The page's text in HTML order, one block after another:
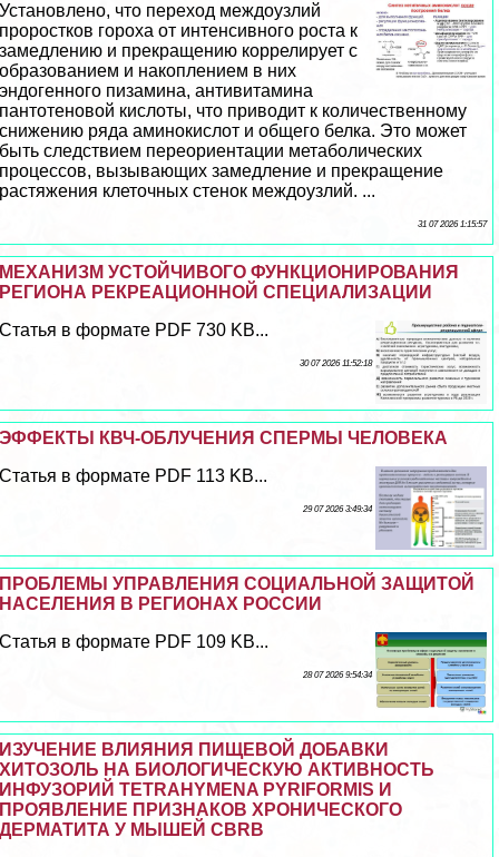
Установлено, что переход междоузлий
проростков гороха от интенсивного роста к
замедлению и прекращению коррелирует с
образованием и накоплением в них
эндогенного пизамина, антивитамина
пантотеновой кислоты, что приводит к количественному
снижению ряда аминокислот и общего белка. Это может
быть следствием переориентации метаболических
процессов, вызывающих замедление и прекращение
растяжения клеточных стенок междоузлий. ...
31 07 2026 1:15:57
МЕХАНИЗМ УСТОЙЧИВОГО ФУНКЦИОНИРОВАНИЯ
РЕГИОНА РЕКРЕАЦИОННОЙ СПЕЦИАЛИЗАЦИИ
Статья в формате PDF 730 KB...
30 07 2026 11:52:18
ЭФФЕКТЫ КВЧ-ОБЛУЧЕНИЯ СПЕРМЫ ЧЕЛОВЕКА
Статья в формате PDF 113 KB...
29 07 2026 3:49:34
ПРОБЛЕМЫ УПРАВЛЕНИЯ СОЦИАЛЬНОЙ ЗАЩИТОЙ
НАСЕЛЕНИЯ В РЕГИОНАХ РОССИИ
Статья в формате PDF 109 KB...
28 07 2026 9:54:34
ИЗУЧЕНИЕ ВЛИЯНИЯ ПИЩЕВОЙ ДОБАВКИ
ХИТОЗОЛЬ НА БИОЛОГИЧЕСКУЮ АКТИВНОСТЬ
ИНФУЗОРИЙ TETRAHYMENA PYRIFORMIS И
ПРОЯВЛЕНИЕ ПРИЗНАКОВ ХРОНИЧЕСКОГО
ДЕРМАТИТА У МЫШЕЙ CBRB